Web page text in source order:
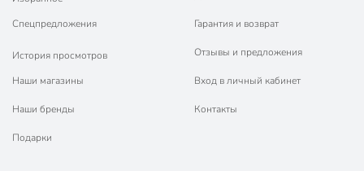
Спецпредложения
История просмотров
Наши магазины
Наши бренды
Подарки
Гарантия и возврат
Отзывы и предложения
Вход в личный кабинет
Контакты